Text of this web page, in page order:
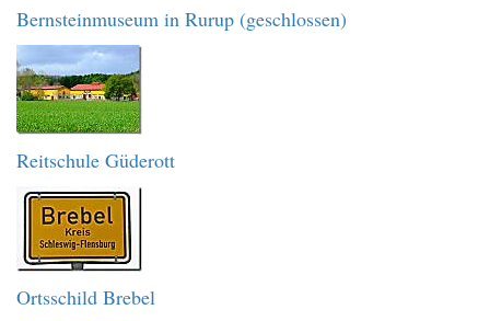
Bernsteinmuseum in Rurup (geschlossen)
Reitschule Güderott
Ortsschild Brebel